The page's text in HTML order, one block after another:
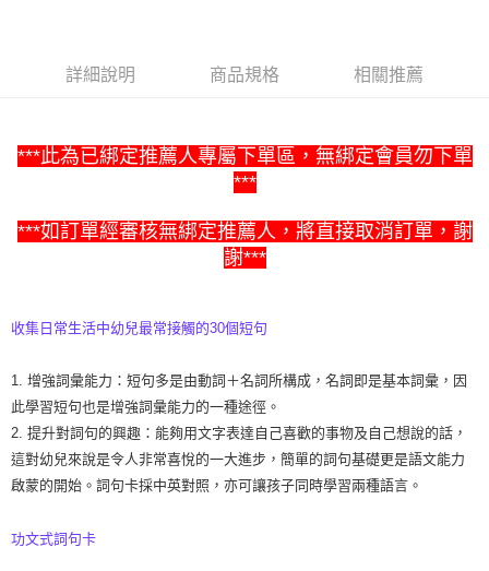
7-11取貨付款
每筆NT$60，滿NT$1,500(含以上)免運費
宅配滿額1500免運
每筆NT$100，滿NT$1,500(含以上)免運費
每筆NT$300，滿NT$1,500(含以上)免運費
詳細說明 商品規格 相關推薦
***此為已綁定推薦人專屬下單區，無綁定會員勿下單
***
***如訂單經審核無綁定推薦人，將直接取消訂單，謝
謝***
收集日常生活中幼兒最常接觸的30個短句
1. 增強詞彙能力：短句多是由動詞＋名詞所構成，名詞即是基本詞彙，因
此學習短句也是增強詞彙能力的一種途徑。
2. 提升對詞句的興趣：能夠用文字表達自己喜歡的事物及自己想說的話，
這對幼兒來說是令人非常喜悅的一大進步，簡單的詞句基礎更是語文能力
啟蒙的開始。詞句卡採中英對照，亦可讓孩子同時學習兩種語言。
功文式詞句卡